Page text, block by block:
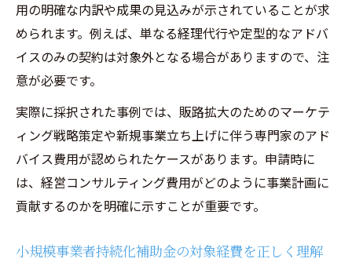
用の明確な内訳や成果の見込みが示されていることが求
められます。例えば、単なる経理代行や定型的なアドバ
イスのみの契約は対象外となる場合がありますので、注
意が必要です。
実際に採択された事例では、販路拡大のためのマーケテ
ィング戦略策定や新規事業立ち上げに伴う専門家のアド
バイス費用が認められたケースがあります。申請時に
は、経営コンサルティング費用がどのように事業計画に
貢献するのかを明確に示すことが重要です。
小規模事業者持続化補助金の対象経費を正しく理解